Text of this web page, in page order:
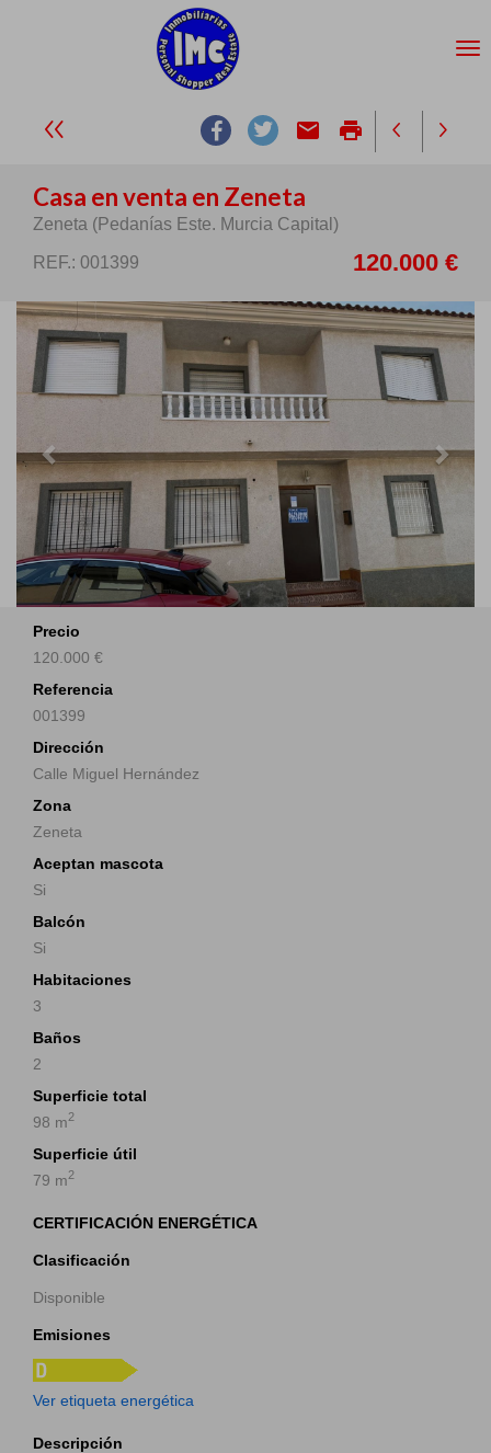
email print
Casa en venta en Zeneta
Zeneta (Pedanías Este. Murcia Capital)
REF.: 001399 120.000 €
Precio
120.000 €
Referencia
001399
Dirección
Calle Miguel Hernández
Zona
Zeneta
Aceptan mascota
Si
Balcón
Si
Habitaciones
3
Baños
2
Superficie total
98 m2
Superficie útil
79 m2
CERTIFICACIÓN ENERGÉTICA
Clasificación
Disponible
Emisiones
Ver etiqueta energética
Descripción